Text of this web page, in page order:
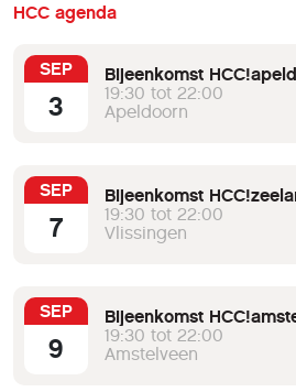
HCC agenda
SEP
3
Bijeenkomst
19:30 tot 22:00
Apeldoorn
SEP
7
Bijeenkomst
19:30 tot 22:00
Vlissingen
SEP
9
Bijeenkomst
19:30 tot 22:00
Amstelveen